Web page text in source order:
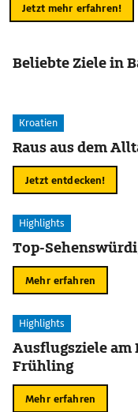
Jetzt mehr erfahren!
Beliebte Ziele in
Kroatien
Raus aus dem
Jetzt entdecken!
Highlights
Top-
Mehr erfahren
Highlights
Ausflugsziele am
Frühling
Mehr erfahren